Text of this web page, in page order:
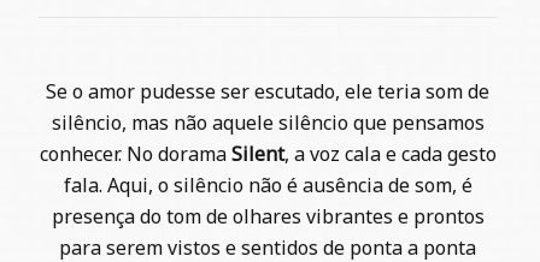
Se o amor pudesse ser escutado, ele teria som de
silêncio, mas não aquele silêncio que pensamos
conhecer. No doramaSilent, a voz cala e cada gesto
fala. Aqui, o silêncio não é ausência de som, é
presença do tom de olhares vibrantes e prontos
para serem vistos e sentidos de ponta a ponta